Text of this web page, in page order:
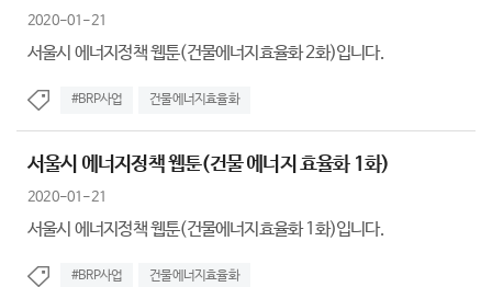
2020-01-21
서울시 에너지정책 웹툰(건물에너지효율화 2화)입니다.
#BRP사업 건물에너지효율화
서울시 에너지정책 웹툰(건물 에너지 효율화 1화)
2020-01-21
서울시 에너지정책 웹툰(건물에너지효율화 1화)입니다.
#BRP사업 건물에너지효율화